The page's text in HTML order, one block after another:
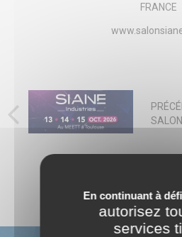
En continuant à
autorisez
services
FRANCE